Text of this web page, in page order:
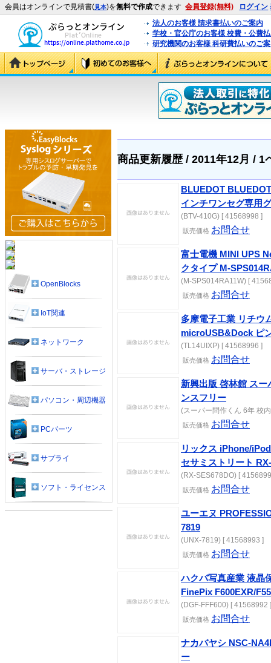
会員はオンラインで見積書(見本)を無料で作成できます 会員登録(無料) ログイン
法人のお客様 請求書払いのご案内
学校・官公庁のお客様 校費・公費
研究機関のお客様 科研費払いのご
商品更新履歴 / 2011年12月 / 1
BLUEDOT
インチワンセグ専用
(BTV-410G) [ 41568998 ]
販売価格 お問合せ
富士電機 MINI UPS
クタイプ M-
(M-SPS014RA11W) [
販売価格 お問合せ
多摩電子工業 リチウ
microUSB&Dock ピ
(TL14UIXP) [ 41568996 ]
販売価格 お問合せ
新興出版 啓林館 ス
ンスフリー
(スーパー問作くん 6年 校
販売価格 お問合せ
リックス iPhone/
セサミストリート
(RX-SES678DO) [
販売価格 お問合せ
ユーエヌ
7819
(UNX-7819) [ 41568993 ]
販売価格 お問合せ
ハクバ写真産業 液晶
FinePix F600EXR/
(DGF-FFF600) [ 41568992 ]
販売価格 お問合せ
ナカバヤシ NSC-
ー
OpenBlocks
IoT関連
ネットワーク
サーバ・ストレージ
パソコン・周辺機器
PCパーツ
サプライ
ソフト・ライセンス